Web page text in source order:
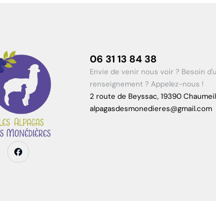
06 31 13 84 38
Envie de venir nous voir ? Besoin
renseignement ? Appelez-nous !
2 route de Beyssac, 19390 Chaumeil
alpagasdesmonedieres@gmail.com